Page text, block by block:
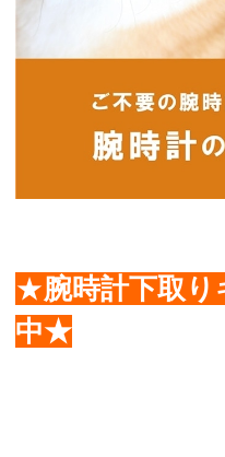
★腕時計下取
中★